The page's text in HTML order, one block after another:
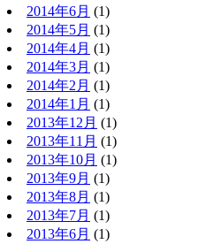
2014年6月 (1)
2014年5月 (1)
2014年4月 (1)
2014年3月 (1)
2014年2月 (1)
2014年1月 (1)
2013年12月 (1)
2013年11月 (1)
2013年10月 (1)
2013年9月 (1)
2013年8月 (1)
2013年7月 (1)
2013年6月 (1)